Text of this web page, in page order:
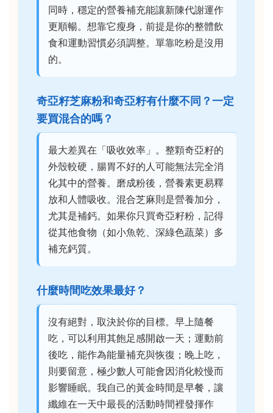
同時，穩定的營養補充能讓新陳代謝運作
更順暢。想靠它瘦身，前提是你的整體飲
食和運動習慣必須調整。單靠吃粉是沒用
的。
奇亞籽芝麻粉和奇亞籽有什麼不同？一定
要買混合的嗎？
最大差異在「吸收效率」。整顆奇亞籽的
外殼較硬，腸胃不好的人可能無法完全消
化其中的營養。磨成粉後，營養素更易釋
放和人體吸收。混合芝麻則是營養加分，
尤其是補鈣。如果你只買奇亞籽粉，記得
從其他食物（如小魚乾、深綠色蔬菜）多
補充鈣質。
什麼時間吃效果最好？
沒有絕對，取決於你的目標。早上隨餐
吃，可以利用其飽足感開啟一天；運動前
後吃，能作為能量補充與恢復；晚上吃，
則要留意，極少數人可能會因消化較慢而
影響睡眠。我自己的黃金時間是早餐，讓
纖維在一天中最長的活動時間裡發揮作